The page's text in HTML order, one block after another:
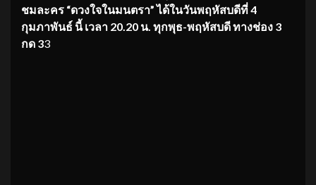
ชมละคร “ดวงใจในมนตรา” ได้ในวันพฤหัสบดีที่ 4
กุมภาพันธ์ นี้ เวลา 20.20 น. ทุกพุธ-พฤหัสบดี ทางช่อง 3
กด 33